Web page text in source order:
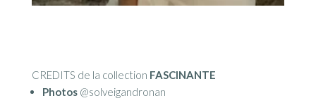
CREDITS de la collection FASCINANTE
Photos@solveigandronan